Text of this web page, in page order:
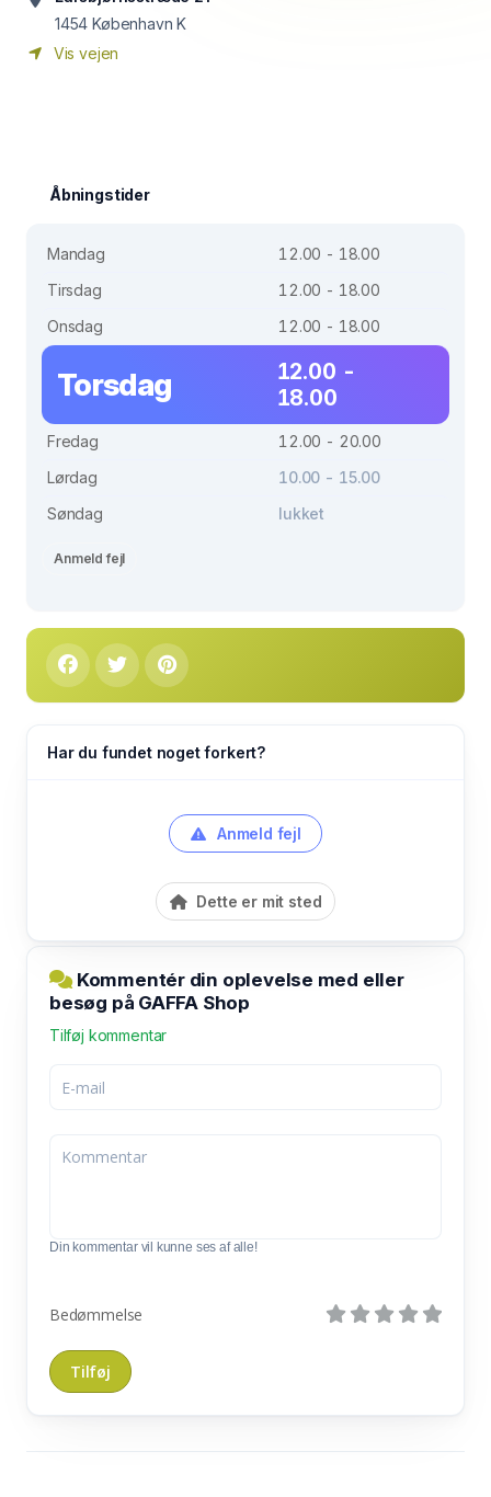
1454 København K
Vis vejen
Åbningstider
Mandag
12.00 - 18.00
Tirsdag
12.00 - 18.00
Onsdag
12.00 - 18.00
Torsdag
12.00 -
18.00
Fredag
12.00 - 20.00
Lørdag
10.00 - 15.00
Søndag
lukket
Anmeld fejl
Har du fundet noget forkert?
Anmeld fejl
Dette er mit sted
Kommentér din oplevelse med eller
besøg på GAFFA Shop
Tilføj kommentar
Din kommentar vil kunne ses af alle!
Bedømmelse